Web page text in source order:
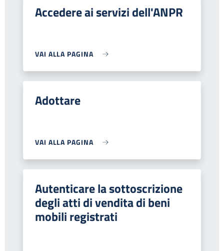
Accedere ai servizi dell'ANPR
VAI ALLA PAGINA
Adottare
VAI ALLA PAGINA
Autenticare la sottoscrizione
degli atti di vendita di beni
mobili registrati